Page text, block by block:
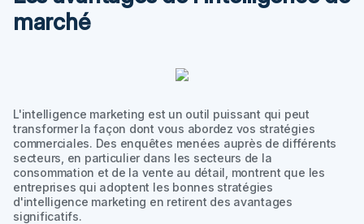
marché
L'intelligence marketing est un outil puissant qui peut
transformer la façon dont vous abordez vos stratégies
commerciales. Des enquêtes menées auprès de différents
secteurs, en particulier dans les secteurs de la
consommation et de la vente au détail, montrent que les
entreprises qui adoptent les bonnes stratégies
d'intelligence marketing en retirent des avantages
significatifs.